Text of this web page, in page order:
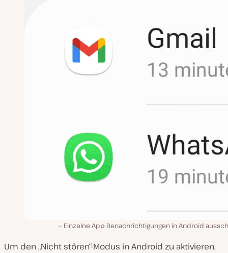
Einzelne App-Benachrichtigungen in Android
Um den „Nicht stören“-Modus in Android zu aktivieren,